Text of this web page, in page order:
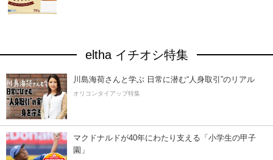
eltha イチオシ特集
川島海荷さんと学ぶ 日常に潜む“人身取引”のリアル
オリコンタイアップ特集
マクドナルドが40年にわたり支える「小学生の甲子
園」